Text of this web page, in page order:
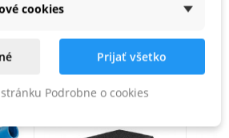
cookies
Prijať všetko
Podrobne o cookies